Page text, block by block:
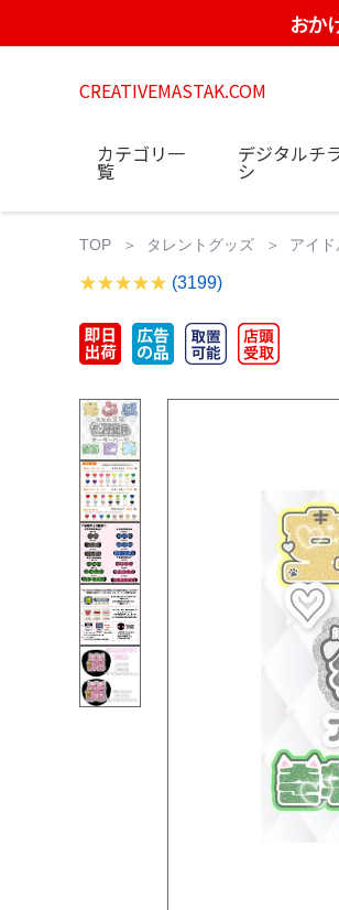
おか
CREATIVEMASTAK.COM
カテゴリ一
覧
デジタルチ
シ
TOP タレントグッズ アイド
(3199)